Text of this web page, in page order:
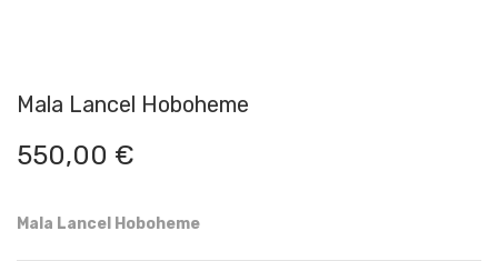
Mala Lancel Hoboheme
550,00 €
Mala Lancel Hoboheme